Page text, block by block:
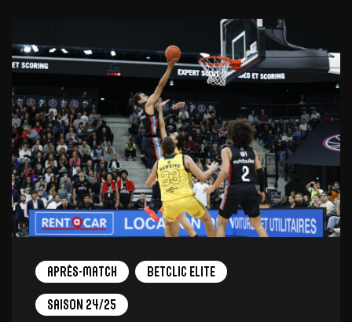
Après-match Betclic Elite
Saison 24/25